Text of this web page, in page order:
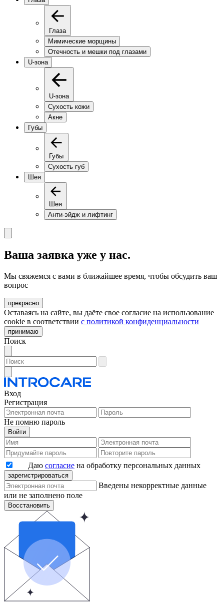
Глаза
Мимические морщины
Отечность и мешки под глазами
U-зона
U-зона
Сухость кожи
Акне
Губы
Губы
Сухость губ
Шея
Шея
Анти-эйдж и лифтинг
Ваша заявка уже у нас.
Мы свяжемся с вами в ближайшее время, чтобы обсудить ваш
вопрос
прекрасно
Оставаясь на сайте, вы даёте свое согласие на использование
cookie в соответствии c политикой конфиденциальности
принимаю
Поиск
Вход
Регистрация
Не помню пароль
Войти
Даю согласие на обработку персональных данных
зарегистрироваться
Введены некорректные данные
или не заполнено поле
Восстановить